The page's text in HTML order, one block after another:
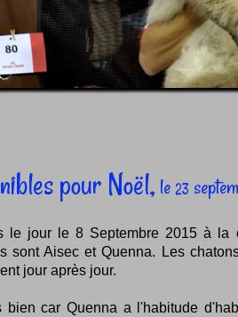
pour Noël, le23
le jour le 8 Septembre 2015 à la
sont Aisec et Quenna. Les
jour après jour.
bien car Quenna a l'habitude